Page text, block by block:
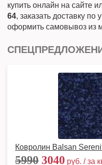
купить онлайн на сайте
64, заказать доставку по
оформить самовывоз из
Ковролин Balsan
5990 3040 руб. / за